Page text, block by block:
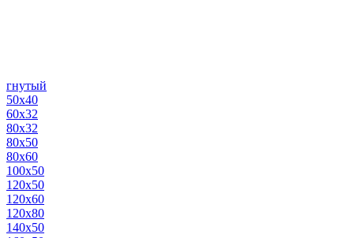
гнутый
50х40
60х32
80х32
80х50
80х60
100х50
120х50
120х60
120х80
140х50